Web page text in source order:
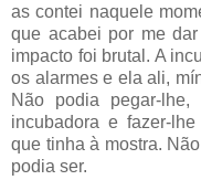
as contei naquele
que acabei por me
impacto foi brutal. A
os alarmes e ela ali,
Não podia pegar-
incubadora e fazer-
que tinha à mostra.
podia ser.